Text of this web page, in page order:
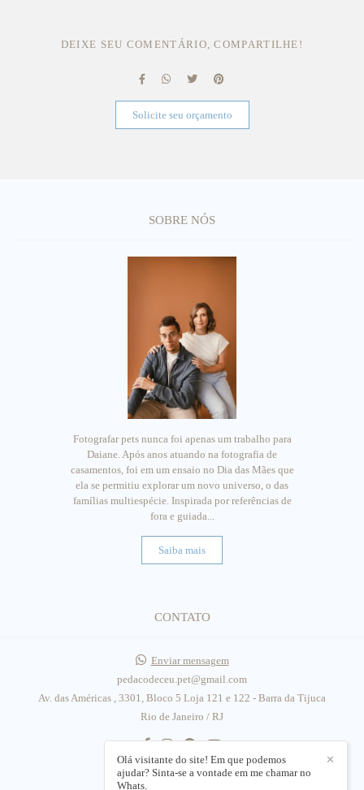
DEIXE SEU COMENTÁRIO, COMPARTILHE!
Solicite seu orçamento
SOBRE NÓS
Fotografar pets nunca foi apenas um trabalho para
Daiane. Após anos atuando na fotografia de
casamentos, foi em um ensaio no Dia das Mães que
ela se permitiu explorar um novo universo, o das
famílias multiespécie. Inspirada por referências de
fora e guiada...
Saiba mais
CONTATO
Enviar mensagem
pedacodeceu.pet@gmail.com
Av. das Américas , 3301, Bloco 5 Loja 121 e 122 - Barra da Tijuca
Rio de Janeiro / RJ
✕
Olá visitante do site! Em que podemos
ajudar? Sinta-se a vontade em me chamar no
Whats.